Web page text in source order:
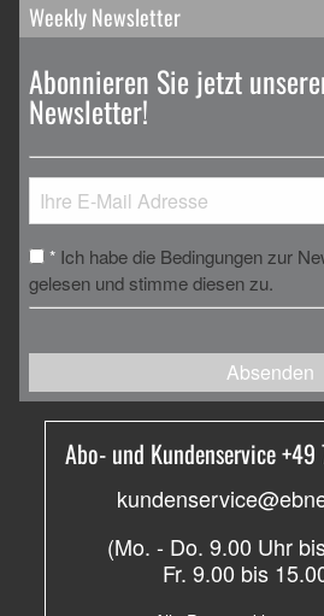
Weekly Newsletter
Abonnieren Sie jetzt
Newsletter!
* Ich habe die Bedingungen zur
gelesen und stimme diesen zu.
Absenden
Abo- und Kundenservice
(Mo. - Do. 9.00 Uhr
Fr. 9.00 bis